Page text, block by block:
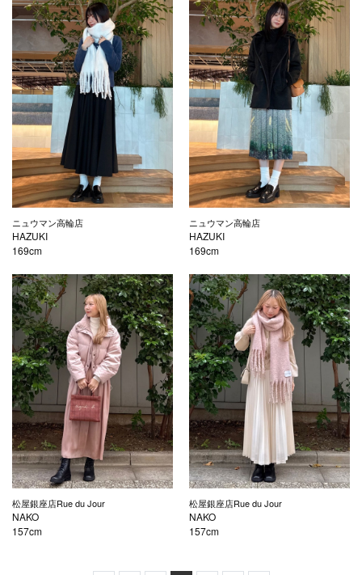
ニュウマン高輪店
HAZUKI
169cm
ニュウマン高輪店
HAZUKI
169cm
松屋銀座店Rue du Jour
NAKO
157cm
松屋銀座店Rue du Jour
NAKO
157cm